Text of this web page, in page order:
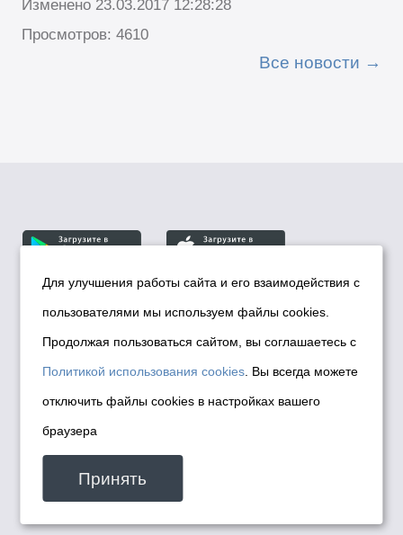
Изменено 23.03.2017 12:28:28
Просмотров: 4610
Все новости
© Департамент информационной политики мэрии
города Новосибирска, 2026
Политика использования Cookies
Политика по обработке персональных
данных в информационных системах
мэрии города Новосибирска
Техническая поддержка сайта -
malinchukvl@mail.ru
Для улучшения работы сайта и его взаимодействия с
пользователями мы используем файлы cookies.
Продолжая пользоваться сайтом, вы соглашаетесь с
Политикой использования cookies . Вы всегда можете
отключить файлы cookies в настройках вашего
браузера
Принять